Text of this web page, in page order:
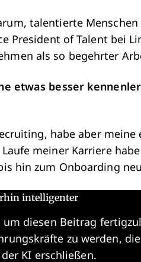
talentierte
President of Talent bei
als so begehrter
etwas besser
habe aber meine
meiner Karriere
hin zum Onboarding
intelligenter
diesen Beitrag
zu werden,
KI erschließen.